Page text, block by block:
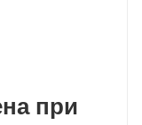
при